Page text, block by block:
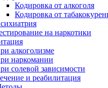
Кодировка от алкоголя
Кодировка от
на наркотики
алкоголизме
наркомании
солевой зависимости
и реабилитация